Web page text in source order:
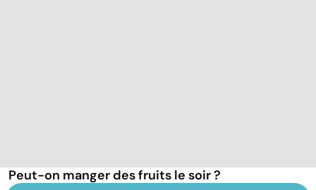
Peut-on manger des fruits le soir ?